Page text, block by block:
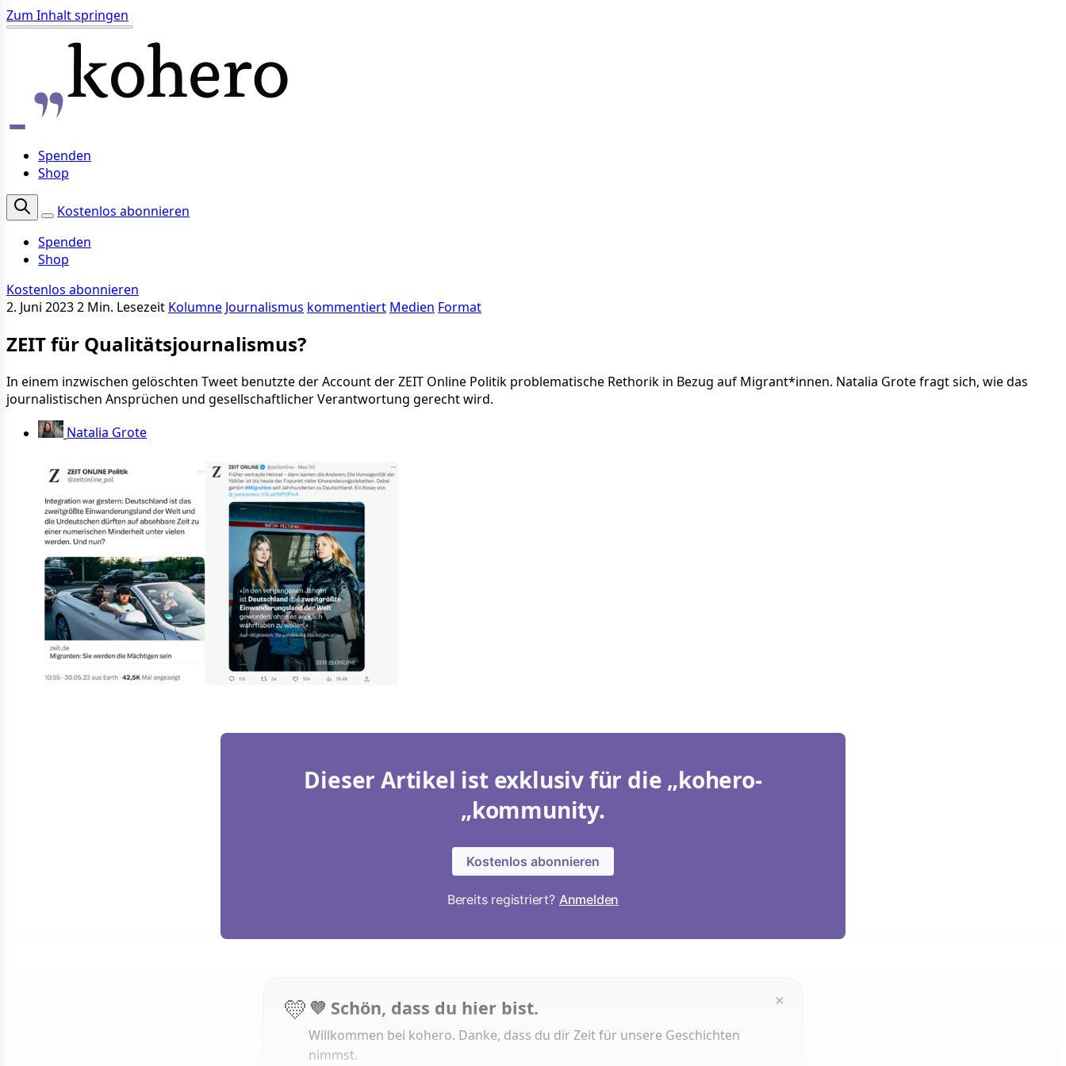
Zum Inhalt springen
Spenden
Shop
Kostenlos abonnieren
Spenden
Shop
Kostenlos abonnieren
2. Juni 20232 Min. Lesezeit Kolumne Journalismus kommentiert Medien Format
ZEIT für Qualitätsjournalismus?
In einem inzwischen gelöschten Tweet benutzte der Account der ZEIT Online Politik problematische Rethorik in Bezug auf Migrant*innen. Natalia Grote fragt sich, wie das
journalistischen Ansprüchen und gesellschaftlicher Verantwortung gerecht wird.
Natalia Grote
Dieser Artikel ist exklusiv für die „kohero-
„kommunity.
Kostenlos abonnieren
Bereits registriert? Anmelden
×
💛 💜 Schön, dass du hier bist.
Willkommen bei kohero. Danke, dass du dir Zeit für unsere Geschichten
nimmst.